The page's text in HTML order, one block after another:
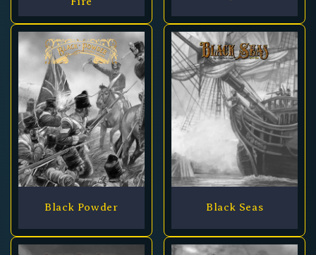
Black Powder Black Seas